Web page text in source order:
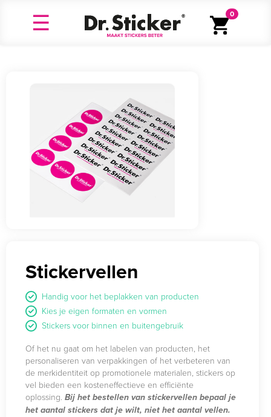
0
Stickervellen
Handig voor het beplakken van producten
Kies je eigen formaten en vormen
Stickers voor binnen en buitengebruik
Of het nu gaat om het labelen van producten, het
personaliseren van verpakkingen of het verbeteren van
de merkidentiteit op promotionele materialen, stickers op
vel bieden een kosteneffectieve en efficiënte
oplossing. Bij het bestellen van stickervellen bepaal je
het aantal stickers dat je wilt, niet het aantal vellen.